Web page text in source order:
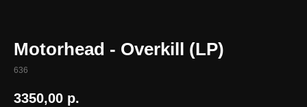
Motorhead - Overkill (LP)
636
3350,00 р.